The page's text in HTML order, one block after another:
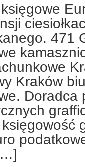
471
Kraków
Doradca